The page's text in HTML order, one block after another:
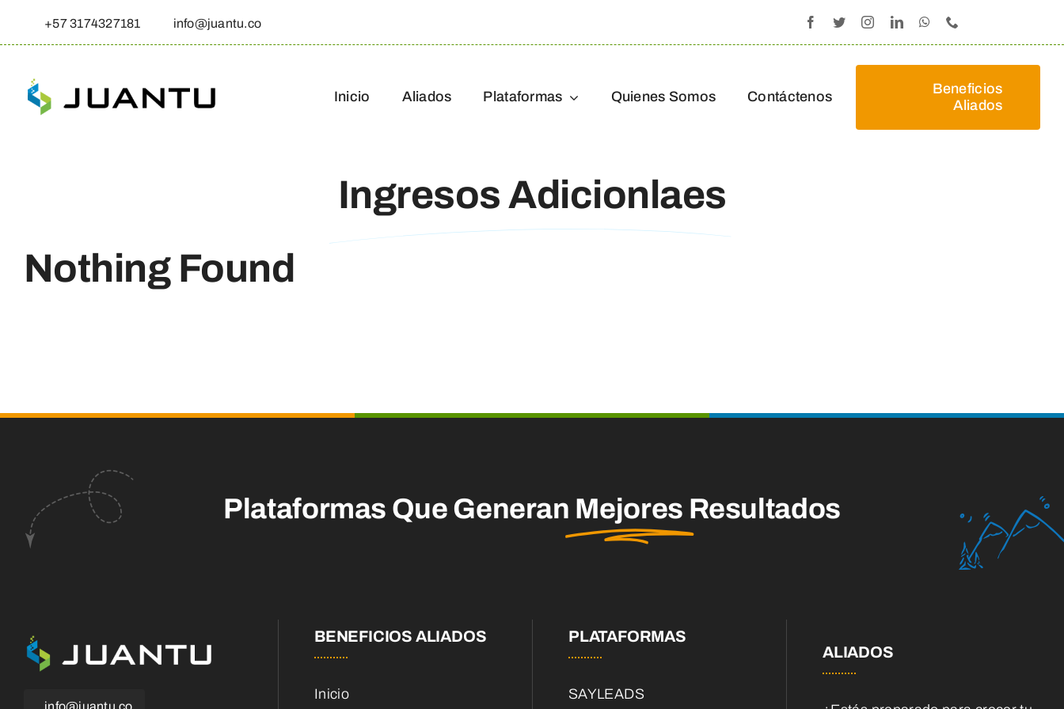
+57 3174327181 info@juantu.co
Inicio Aliados Plataformas Quienes Somos Contáctenos
Beneficios
Aliados
Ingresos Adicionlaes
Nothing Found
Plataformas Que Generan Mejores Resultados
info@juantu.co
BENEFICIOS ALIADOS
Inicio
PLATAFORMAS
SAYLEADS
ALIADOS